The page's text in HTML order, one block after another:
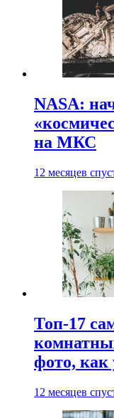
NASA:
на МКС
12 месяцев
Топ-17
фото, как
12 месяцев